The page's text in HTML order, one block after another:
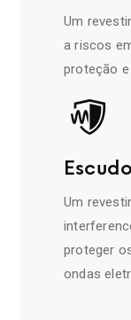
Um
a riscos
proteção e
Um
proteger
ondas